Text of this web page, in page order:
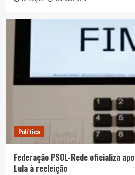
Política
Federação PSOL-Rede oficializa
Lula à reeleição